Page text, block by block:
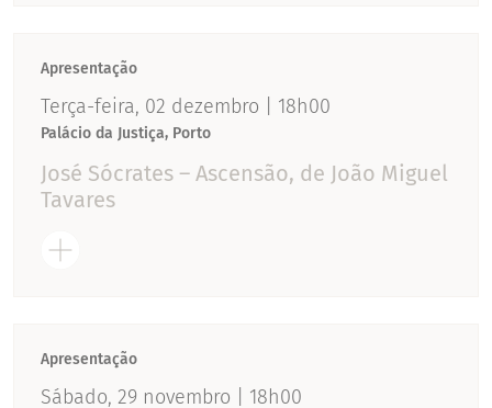
Apresentação
Terça-feira, 02 dezembro | 18h00
Palácio da Justiça, Porto
José Sócrates – Ascensão, de João Miguel
Tavares
Apresentação
Sábado, 29 novembro | 18h00